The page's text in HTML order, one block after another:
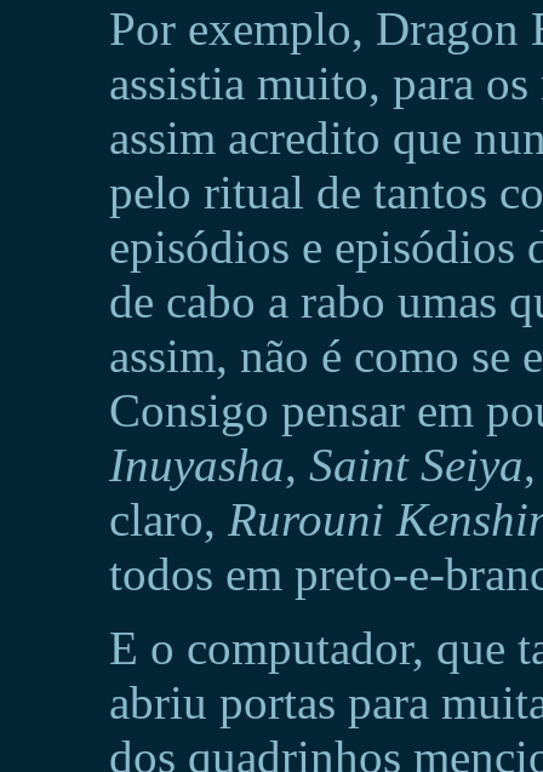
Por exemplo,
assistia muito, para
assim acredito que
pelo ritual de tantos
episódios e episódios
de cabo a rabo umas
assim, não é como se
Consigo pensar em
Inuyasha, Saint Seiya
claro, Rurouni
todos em preto-e-
E o computador, que
abriu portas para
dos quadrinhos